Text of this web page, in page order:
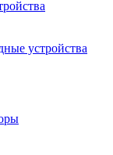
устройства